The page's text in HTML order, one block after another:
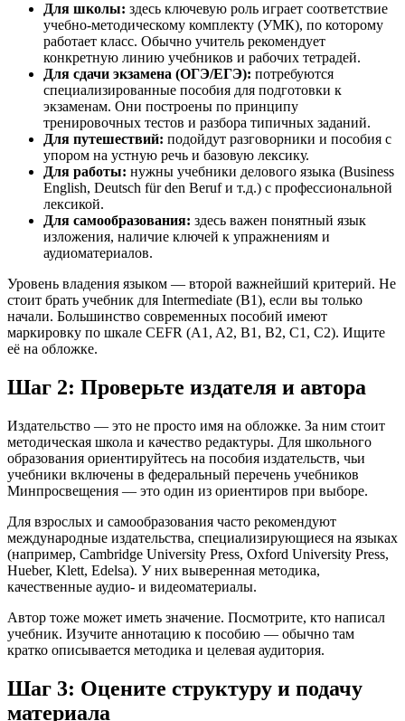
Для школы: здесь ключевую роль играет соответствие
учебно-методическому комплекту (УМК), по которому
работает класс. Обычно учитель рекомендует
конкретную линию учебников и рабочих тетрадей.
Для сдачи экзамена (ОГЭ/ЕГЭ): потребуются
специализированные пособия для подготовки к
экзаменам. Они построены по принципу
тренировочных тестов и разбора типичных заданий.
Для путешествий: подойдут разговорники и пособия с
упором на устную речь и базовую лексику.
Для работы: нужны учебники делового языка (Business
English, Deutsch für den Beruf и т.д.) с профессиональной
лексикой.
Для самообразования: здесь важен понятный язык
изложения, наличие ключей к упражнениям и
аудиоматериалов.
Уровень владения языком — второй важнейший критерий. Не
стоит брать учебник для Intermediate (B1), если вы только
начали. Большинство современных пособий имеют
маркировку по шкале CEFR (A1, A2, B1, B2, C1, C2). Ищите
её на обложке.
Шаг 2: Проверьте издателя и автора
Издательство — это не просто имя на обложке. За ним стоит
методическая школа и качество редактуры. Для школьного
образования ориентируйтесь на пособия издательств, чьи
учебники включены в федеральный перечень учебников
Минпросвещения — это один из ориентиров при выборе.
Для взрослых и самообразования часто рекомендуют
международные издательства, специализирующиеся на языках
(например, Cambridge University Press, Oxford University Press,
Hueber, Klett, Edelsa). У них выверенная методика,
качественные аудио- и видеоматериалы.
Автор тоже может иметь значение. Посмотрите, кто написал
учебник. Изучите аннотацию к пособию — обычно там
кратко описывается методика и целевая аудитория.
Шаг 3: Оцените структуру и подачу
материала